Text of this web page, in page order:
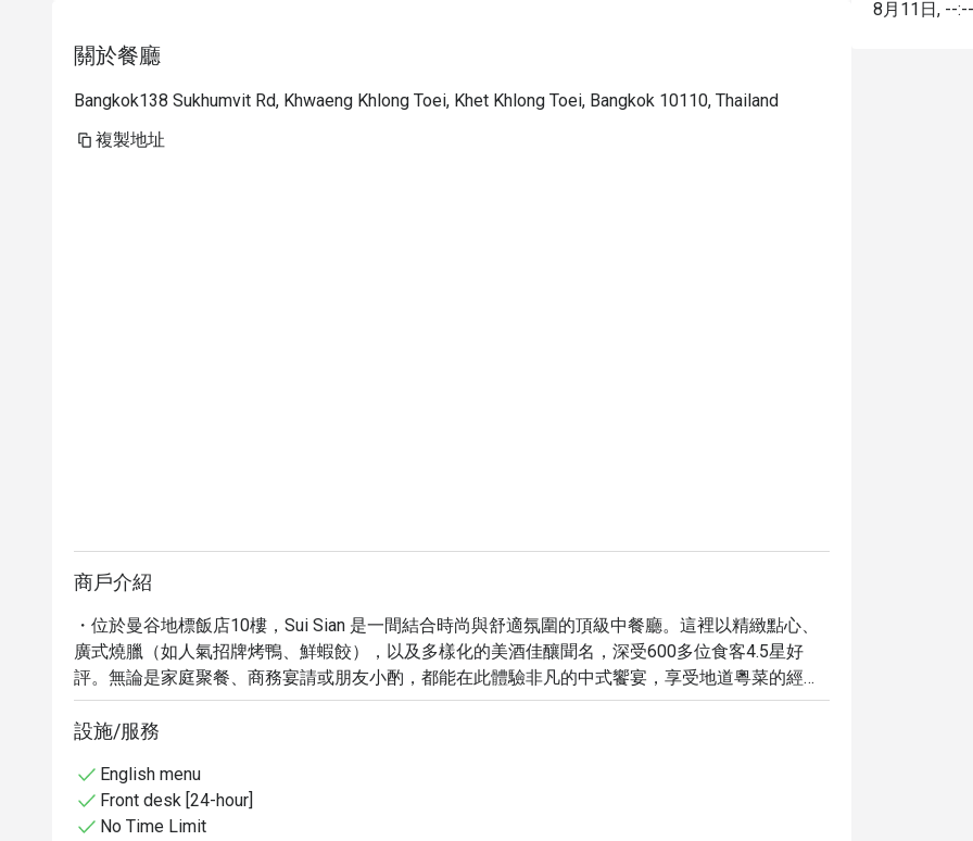
關於餐廳
Bangkok138 Sukhumvit Rd, Khwaeng Khlong Toei, Khet Khlong Toei, Bangkok 10110, Thailand
複製地址
商戶介紹
・位於曼谷地標飯店10樓，Sui Sian 是一間結合時尚與舒適氛圍的頂級中餐廳。這裡以精緻點心、
廣式燒臘（如人氣招牌烤鴨、鮮蝦餃），以及多樣化的美酒佳釀聞名，深受600多位食客4.5星好
評。無論是家庭聚餐、商務宴請或朋友小酌，都能在此體驗非凡的中式饗宴，享受地道粵菜的經典
與創新。
・透過 Eatigo 預訂 Sui Sian @ The Landmark Bangkok，即享最高 5 折獨家優惠，讓您以超值價格
設施/服務
English menu
Front desk [24-hour]
No Time Limit
8月11日, --:--